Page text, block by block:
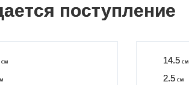
поступление
см 14.5 см
2.5 см